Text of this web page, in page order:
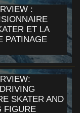
:
ET LA
PATINAGE
SKATER AND
FIGURE